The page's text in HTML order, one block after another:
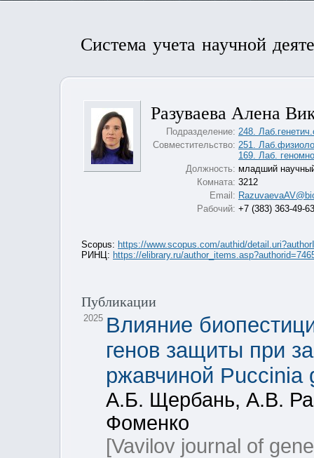
Система учета научной
Разуваева Алена
Подразделение: 248.
Совместительство: 251.
169. Лаб.
Должность: младший
Комната: 3212
Email:
Рабочий: +7 (383) 363-49-
Scopus: https://www.scopus.com/authid/
РИНЦ: https://elibrary.ru/
Публикации
2025 Влияние
генов защиты при
ржавчиной
А.Б. Щербань, А.В.
Фоменко
[Vavilov journal of